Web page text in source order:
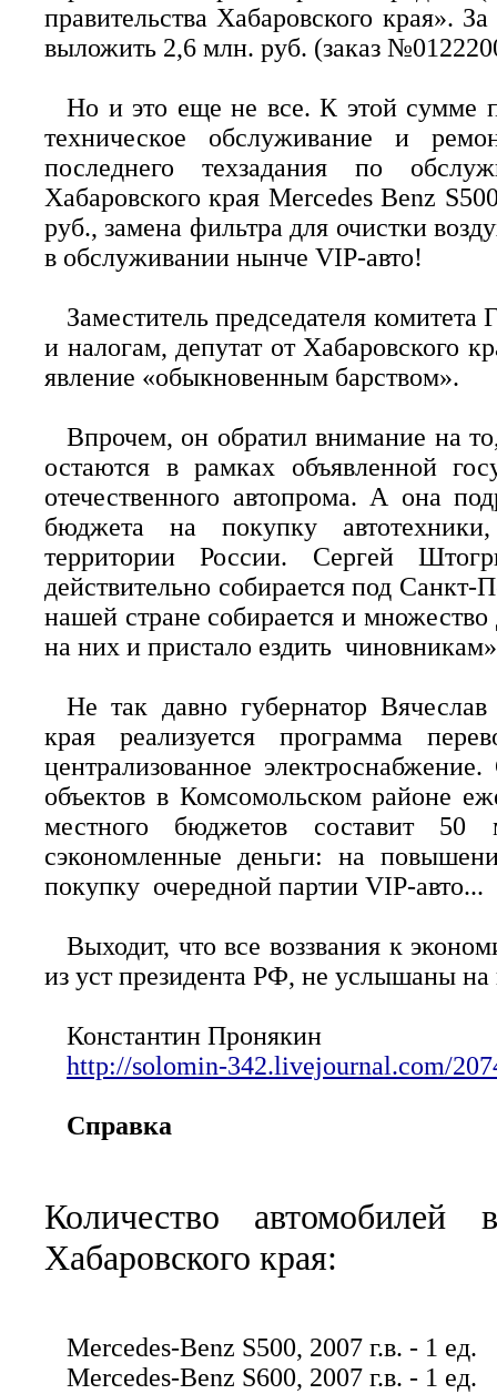
правительства Хабаровского края».
выложить 2,6 млн. руб. (заказ
Но и это еще не все. К этой сумме
техническое обслуживание и
последнего техзадания по
Хабаровского края Mercedes Benz
руб., замена фильтра для очистки
в обслуживании нынче VIP-авто!
Заместитель председателя
и налогам, депутат от Хабаровского
явление «обыкновенным барством».
Впрочем, он обратил внимание на
остаются в рамках объявленной
отечественного автопрома. А она
бюджета на покупку
территории России. Сергей
действительно собирается под
нашей стране собирается и
на них и пристало ездить
Не так давно губернатор
края реализуется программа
централизованное
объектов в Комсомольском районе
местного бюджетов составит
сэкономленные деньги: на
покупку очередной партии VIP-авто...
Выходит, что все воззвания к
из уст президента РФ, не услышаны
Константин Пронякин
http://solomin-342.livejournal.com/
Справка
Количество автомобилей
Хабаровского края:
Mercedes-Benz S500, 2007 г.в. - 1 ед.
Mercedes-Benz S600, 2007 г.в. - 1 ед.